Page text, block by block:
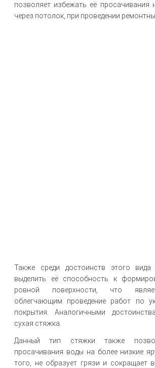
позволяет избежать её просачивания
через потолок, при проведении
Также среди достоинств этого вида
выделить её способность к
ровной поверхности, что
облегчающим проведение работ по
покрытия. Аналогичными
сухая стяжка.
Данный тип стяжки также
просачивания воды на более низкие
того, не образует грязи и сокращает